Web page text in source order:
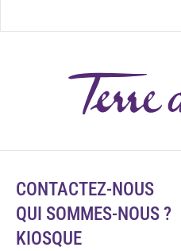
CONTACTEZ-NOUS
QUI SOMMES-NOUS ?
KIOSQUE